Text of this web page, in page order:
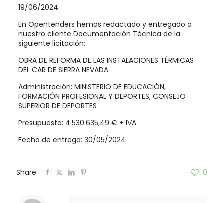
19/06/2024
En Opentenders hemos redactado y entregado a
nuestro cliente Documentación Técnica de la
siguiente licitación:
OBRA DE REFORMA DE LAS INSTALACIONES TÉRMICAS
DEL CAR DE SIERRA NEVADA
Administración: MINISTERIO DE EDUCACIÓN,
FORMACIÓN PROFESIONAL Y DEPORTES, CONSEJO
SUPERIOR DE DEPORTES
Presupuesto: 4.530.635,49 € + IVA
Fecha de entrega: 30/05/2024
Share 0